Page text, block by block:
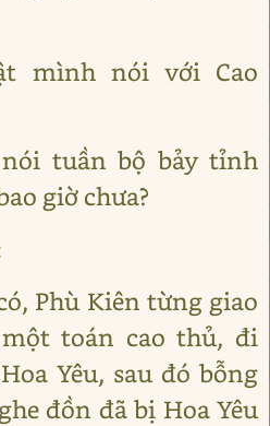
mình nói với Cao
tuần bộ bảy tỉnh
giờ chưa?
Phù Kiên từng giao
toán cao thủ, đi
Yêu, sau đó bỗng
đồn đã bị Hoa Yêu